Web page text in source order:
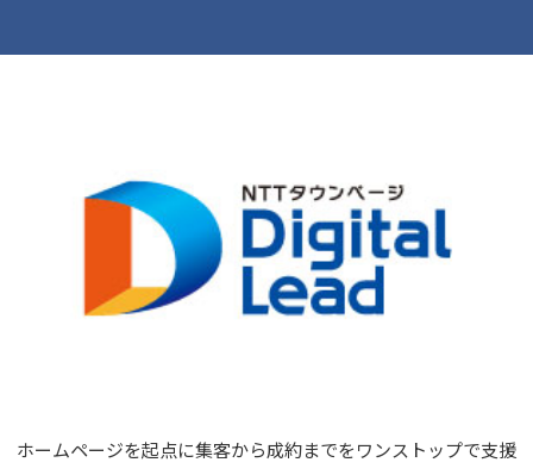
ホームページを起点に集客から成約までをワンストップで支援